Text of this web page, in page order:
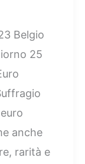
Belgio
25
anche
rarità e